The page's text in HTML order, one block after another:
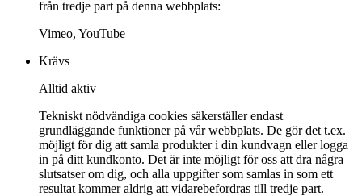
från tredje part på denna webbplats:
Vimeo, YouTube
Krävs
Alltid aktiv
Tekniskt nödvändiga cookies säkerställer endast
grundläggande funktioner på vår webbplats. De gör det t.ex.
möjligt för dig att samla produkter i din kundvagn eller logga
in på ditt kundkonto. Det är inte möjligt för oss att dra några
slutsatser om dig, och alla uppgifter som samlas in som ett
resultat kommer aldrig att vidarebefordras till tredje part.